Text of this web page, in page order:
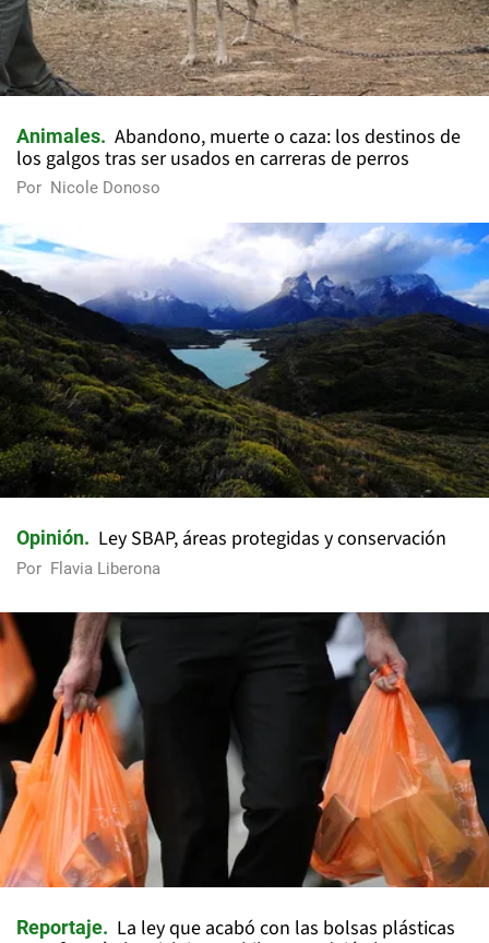
Animales
Abandono, muerte o caza: los destinos de
los galgos tras ser usados en carreras de perros
Por Nicole Donoso
Opinión Ley SBAP, áreas protegidas y conservación
Por Flavia Liberona
Reportaje
La ley que acabó con las bolsas plásticas